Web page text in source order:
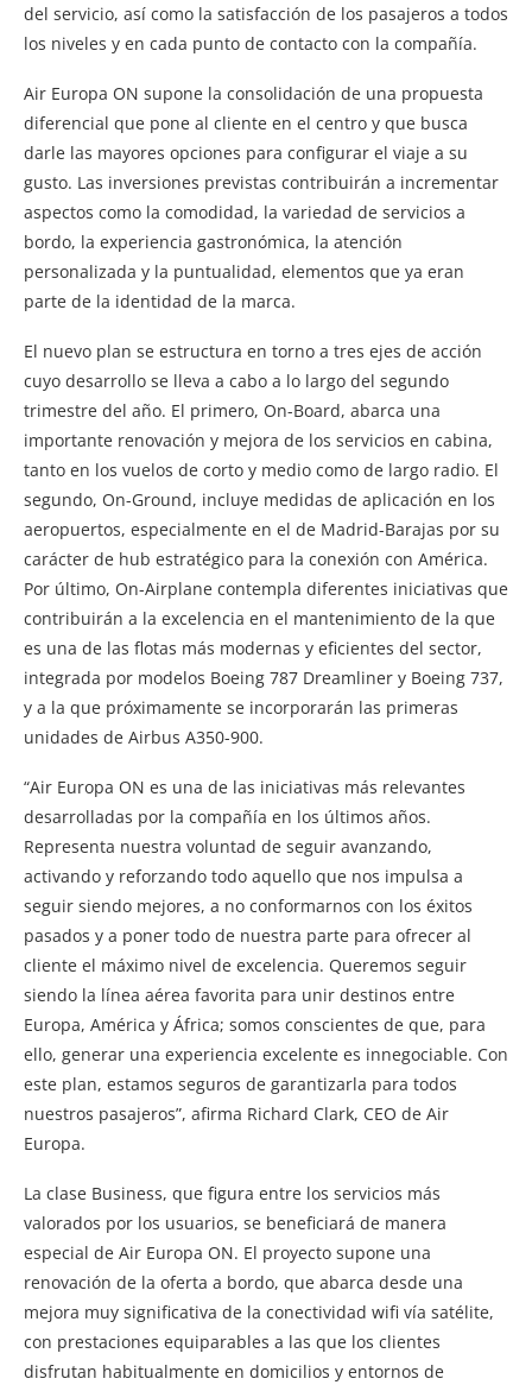
del servicio, así como la satisfacción de los pasajeros a todos
los niveles y en cada punto de contacto con la compañía.
Air Europa ON supone la consolidación de una propuesta
diferencial que pone al cliente en el centro y que busca
darle las mayores opciones para configurar el viaje a su
gusto. Las inversiones previstas contribuirán a incrementar
aspectos como la comodidad, la variedad de servicios a
bordo, la experiencia gastronómica, la atención
personalizada y la puntualidad, elementos que ya eran
parte de la identidad de la marca.
El nuevo plan se estructura en torno a tres ejes de acción
cuyo desarrollo se lleva a cabo a lo largo del segundo
trimestre del año. El primero, On-Board, abarca una
importante renovación y mejora de los servicios en cabina,
tanto en los vuelos de corto y medio como de largo radio. El
segundo, On-Ground, incluye medidas de aplicación en los
aeropuertos, especialmente en el de Madrid-Barajas por su
carácter de hub estratégico para la conexión con América.
Por último, On-Airplane contempla diferentes iniciativas que
contribuirán a la excelencia en el mantenimiento de la que
es una de las flotas más modernas y eficientes del sector,
integrada por modelos Boeing 787 Dreamliner y Boeing 737,
y a la que próximamente se incorporarán las primeras
unidades de Airbus A350-900.
“Air Europa ON es una de las iniciativas más relevantes
desarrolladas por la compañía en los últimos años.
Representa nuestra voluntad de seguir avanzando,
activando y reforzando todo aquello que nos impulsa a
seguir siendo mejores, a no conformarnos con los éxitos
pasados y a poner todo de nuestra parte para ofrecer al
cliente el máximo nivel de excelencia. Queremos seguir
siendo la línea aérea favorita para unir destinos entre
Europa, América y África; somos conscientes de que, para
ello, generar una experiencia excelente es innegociable. Con
este plan, estamos seguros de garantizarla para todos
nuestros pasajeros”, afirma Richard Clark, CEO de Air
Europa.
La clase Business, que figura entre los servicios más
valorados por los usuarios, se beneficiará de manera
especial de Air Europa ON. El proyecto supone una
renovación de la oferta a bordo, que abarca desde una
mejora muy significativa de la conectividad wifi vía satélite,
con prestaciones equiparables a las que los clientes
disfrutan habitualmente en domicilios y entornos de